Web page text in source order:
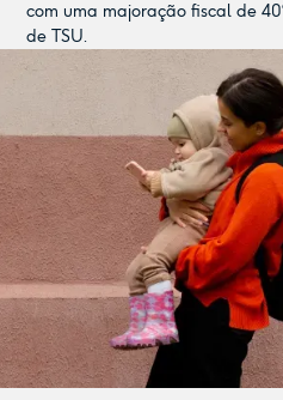
com uma majoração fiscal de
de TSU.